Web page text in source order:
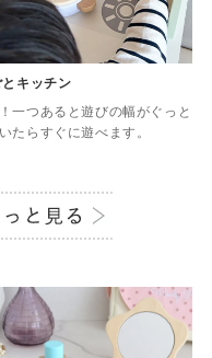
キッチン
一つあると遊びの幅がぐっと
たらすぐに遊べます。